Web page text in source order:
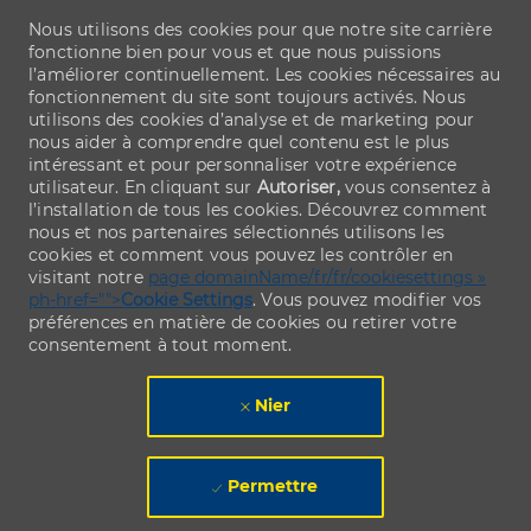
Nous utilisons des cookies pour que notre site carrière
fonctionne bien pour vous et que nous puissions
l’améliorer continuellement. Les cookies nécessaires au
fonctionnement du site sont toujours activés. Nous
utilisons des cookies d’analyse et de marketing pour
nous aider à comprendre quel contenu est le plus
intéressant et pour personnaliser votre expérience
utilisateur. En cliquant sur Autoriser,vous consentez à
l’installation de tous les cookies. Découvrez comment
nous et nos partenaires sélectionnés utilisons les
cookies et comment vous pouvez les contrôler en
visitant notre page domainName/fr/fr/cookiesettings »
ph-href="">Cookie Settings. Vous pouvez modifier vos
préférences en matière de cookies ou retirer votre
consentement à tout moment.
Nier
Permettre